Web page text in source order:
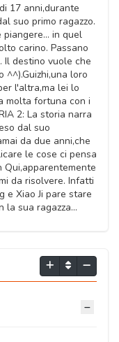
17 anni,durante
suo primo ragazzo.
in quel
carino. Passano
Il destino vuole che
^^).Guizhi,una loro
l'altra,ma lei lo
molta fortuna con i
2: La storia narra
dal suo
da due anni,che
le cose ci pensa
Qui,apparentemente
da risolvere. Infatti
e Xiao Ji pare stare
la sua ragazza...